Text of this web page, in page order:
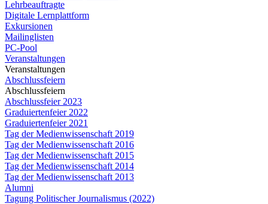
Lehrbeauftragte
Digitale Lernplattform
Exkursionen
Mailinglisten
PC-Pool
Veranstaltungen
Veranstaltungen
Abschlussfeiern
Abschlussfeiern
Abschlussfeier 2023
Graduiertenfeier 2022
Graduiertenfeier 2021
Tag der Medienwissenschaft 2019
Tag der Medienwissenschaft 2016
Tag der Medienwissenschaft 2015
Tag der Medienwissenschaft 2014
Tag der Medienwissenschaft 2013
Alumni
Tagung Politischer Journalismus (2022)